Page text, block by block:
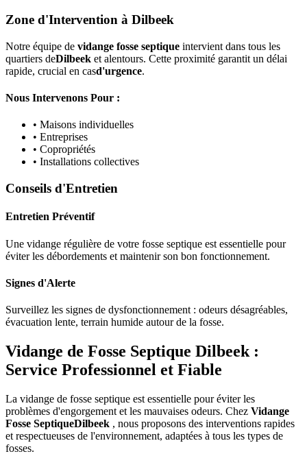
Zone d'Intervention à Dilbeek
Notre équipe de vidange fosse septique intervient dans tous les
quartiers deDilbeek et alentours. Cette proximité garantit un délai
rapide, crucial en casd'urgence.
Nous Intervenons Pour :
• Maisons individuelles
• Entreprises
• Copropriétés
• Installations collectives
Conseils d'Entretien
Entretien Préventif
Une vidange régulière de votre fosse septique est essentielle pour
éviter les débordements et maintenir son bon fonctionnement.
Signes d'Alerte
Surveillez les signes de dysfonctionnement : odeurs désagréables,
évacuation lente, terrain humide autour de la fosse.
Vidange de Fosse Septique Dilbeek :
Service Professionnel et Fiable
La vidange de fosse septique est essentielle pour éviter les
problèmes d'engorgement et les mauvaises odeurs. Chez Vidange
Fosse SeptiqueDilbeek , nous proposons des interventions rapides
et respectueuses de l'environnement, adaptées à tous les types de
fosses.